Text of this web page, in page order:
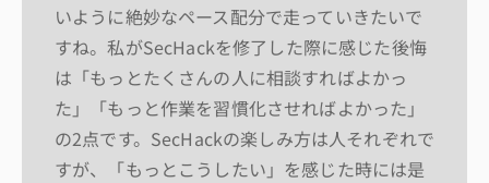
いように絶妙なペース配分で走っていきたいで
すね。私がSecHackを修了した際に感じた後悔
は「もっとたくさんの人に相談すればよかっ
た」「もっと作業を習慣化させればよかった」
の2点です。SecHackの楽しみ方は人それぞれで
すが、「もっとこうしたい」を感じた時には是